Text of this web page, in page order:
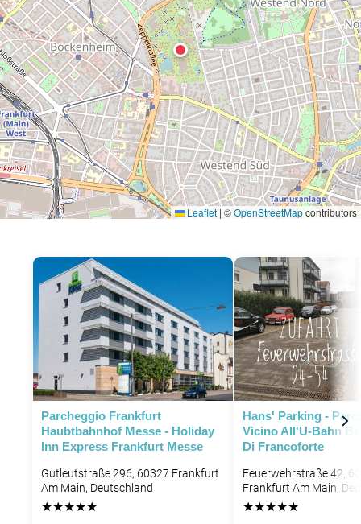
P
Leaflet | ©OpenStreetMapcontributors
Parcheggio Frankfurt
Haubtbahnhof Messe - Holiday
Inn Express Frankfurt Messe
Gutleutstraße 296, 60327 Frankfurt
Am Main, Deutschland
★★★★★
Hans' Parking -
Vicino All'U-Bahn
Di Francoforte
Feuerwehrstraße 42,
Frankfurt Am Main,
★★★★★